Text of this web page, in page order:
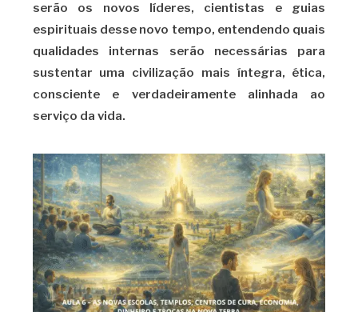
serão os novos líderes, cientistas e guias
espirituais desse novo tempo, entendendo quais
qualidades internas serão necessárias para
sustentar uma civilização mais íntegra, ética,
consciente e verdadeiramente alinhada ao
serviço da vida.